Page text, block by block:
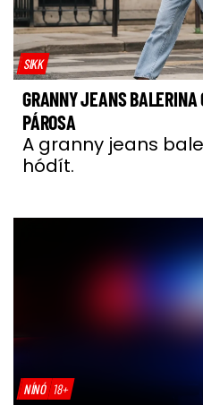
SIKK
GRANNY JEANS BALERINA
PÁROSA
A granny jeans
hódít.
NÍNÓ 18+